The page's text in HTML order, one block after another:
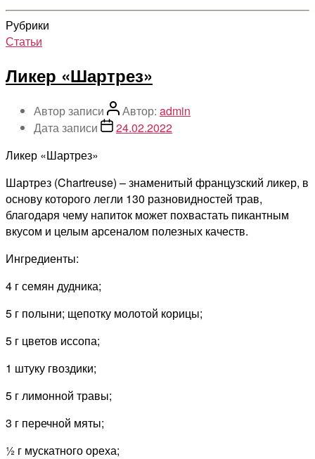
Рубрики
Статьи
Ликер «Шартрез»
Автор записи Автор: admin
Дата записи
24.02.2022
Ликер «Шартрез»
Шартрез (Chartreuse) – знаменитый французский ликер, в
основу которого легли 130 разновидностей трав,
благодаря чему напиток может похвастать пикантным
вкусом и целым арсеналом полезных качеств.
Ингредиенты:
4 г семян дудника;
5 г полыни; щепотку молотой корицы;
5 г цветов иссопа;
1 штуку гвоздики;
5 г лимонной травы;
3 г перечной мяты;
½ г мускатного ореха;